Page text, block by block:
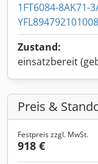
1FT6084-
YFL894792101008
Zustand:
einsatzbereit
Preis &
Festpreis zzgl. MwSt.
918 €